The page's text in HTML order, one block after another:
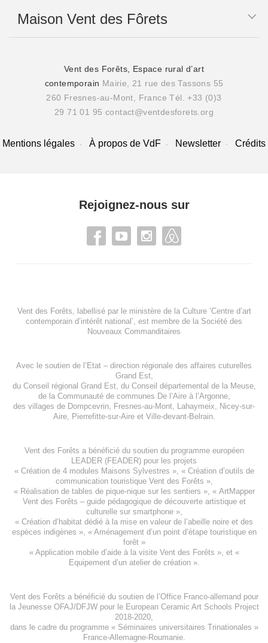
Maison Vent des Fôrets
Vent des Forêts, Espace rural d’art
contemporain Mairie, 21 rue des Tassons 55
260 Fresnes-au-Mont, France Tél. +33 (0)3
29 71 01 95 contact@ventdesforets.org
Mentions légales À propos de VdF Newsletter Crédits
Rejoignez-nous sur
Vent des Forêts, labellisé par le ministère de la Culture ‘Centre d’art
contemporain d’intérêt national’, est membre de la Société des
Nouveaux Commanditaires
Avec le soutien de l’ Etat – direction régionale des affaires cuturelles
Grand Est,
du Conseil régional Grand Est, du Conseil départemental de la Meuse,
de la Communauté de communes De l’Aire à l’Argonne,
des villages de Dompcevrin, Fresnes-au-Mont, Lahaymeix, Nicey-sur-
Aire, Pierrefitte-sur-Aireet Ville-devant-Belrain.
Vent des Forêts a bénéficié du soutien du programme européen
LEADER (FEADER) pour les projets
« Création de 4 modules Maisons Sylvestres », « Création d’outils de
communication touristique Vent des Forêts »,
« Réalisation de tables de pique-nique sur les sentiers », « ArtMapper
Vent des Forêts – guide pédagogique de découverte artistique et
culturelle sur smartphone »,
« Création d’habitat dédié à la mise en valeur de l’abeille noire et des
espèces indigènes », « Aménagement d’un point d’étape touristique en
forêt»
« Application mobile d’aide à la visite Vent des Forêts », et «
Equipement d’un atelier de création».
Vent des Forêts a bénéficié du soutien de l’Office Franco-allemand pour
la Jeunesse OFAJ/DFJWpour leEuropean Ceramic Art Schools Project
2018-2020,
dans le cadre du programme « Séminaires universitaires Trinationales »
France-Allemagne-Roumanie.